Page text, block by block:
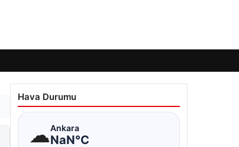
Hava Durumu
☁Ankara
NaN°C